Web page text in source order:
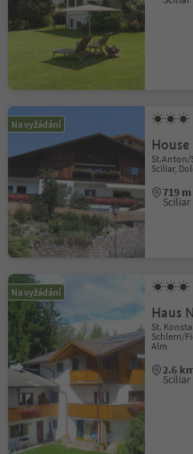
Na vyžádání
House
St.Anton/
Sciliar,
719 m
Na vyžádání
Haus
St.
Schlern/
Alm
2.6